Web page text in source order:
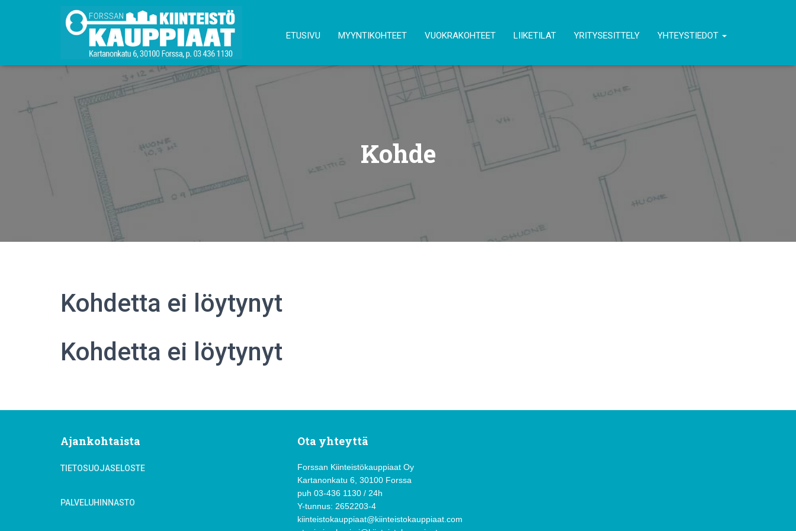
ETUSIVU MYYNTIKOHTEET VUOKRAKOHTEET LIIKETILAT YRITYSESITTELY YHTEYSTIEDOT
Kohde
Kohdetta ei löytynyt
Kohdetta ei löytynyt
Ajankohtaista
TIETOSUOJASELOSTE
PALVELUHINNASTO
Ota yhteyttä
Forssan Kiinteistökauppiaat Oy
Kartanonkatu 6, 30100 Forssa
puh 03-436 1130 / 24h
Y-tunnus: 2652203-4
kiinteistokauppiaat@kiinteistokauppiaat.com